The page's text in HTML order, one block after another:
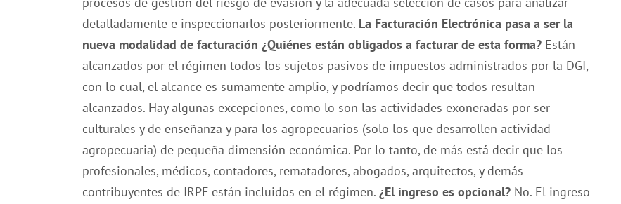
detalladamente e inspeccionarlos posteriormente. La Facturación Electrónica pasa a ser la
nueva modalidad de facturación ¿Q​uiénes están obligados a facturar de esta forma? Están
alcanzados por el régimen todos los sujetos pasivos de impuestos administrados por la DGI,
con lo cual, el alcance es sumamente amplio, y podríamos decir que todos resultan
alcanzados. Hay algunas excepciones, como lo son las actividades exoneradas por ser
culturales y de enseñanza y para los agropecuarios (solo los que desarrollen actividad
agropecuaria) de pequeña dimensión económica. Por lo tanto, de más está decir que los
profesionales, médicos, contadores, rematadores, abogados, arquitectos, y demás
contribuyentes de IRPF están incluidos en el régimen. ¿El ingreso es opcional? No. El ingreso